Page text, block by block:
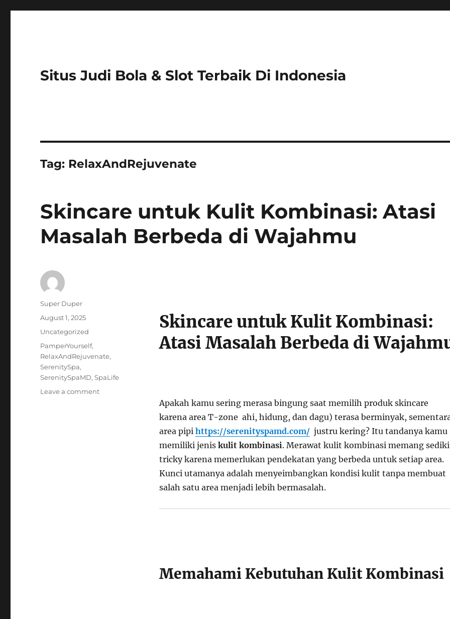
Situs Judi Bola & Slot Terbaik Di Indonesia
Tag: RelaxAndRejuvenate
Skincare untuk Kulit Kombinasi: Atasi
Masalah Berbeda di Wajahmu
Skincare untuk Kulit Kombinasi:
Atasi Masalah Berbeda di
Apakah kamu sering merasa bingung saat memilih produk skincare
karena area T-zone ahi, hidung, dan dagu) terasa berminyak,
area pipi https://serenityspamd.com/justru kering? Itu tandanya kamu
memiliki jenis kulit kombinasi. Merawat kulit kombinasi memang
tricky karena memerlukan pendekatan yang berbeda untuk setiap area.
Kunci utamanya adalah menyeimbangkan kondisi kulit tanpa membuat
salah satu area menjadi lebih bermasalah.
Memahami Kebutuhan Kulit Kombinasi
Author
Super Duper
Posted
August 1, 2025
Categories
Uncategorized
Tags
PamperYourself,
RelaxAndRejuvenate,
SerenitySpa,
SerenitySpaMD,SpaLife
Leave a commenton